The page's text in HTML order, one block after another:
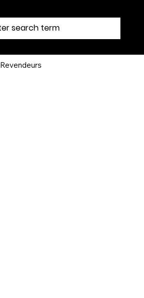
Revendeurs